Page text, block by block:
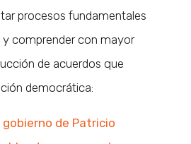
procesos fundamentales
y comprender con mayor
de acuerdos que
democrática:
gobierno de Patricio